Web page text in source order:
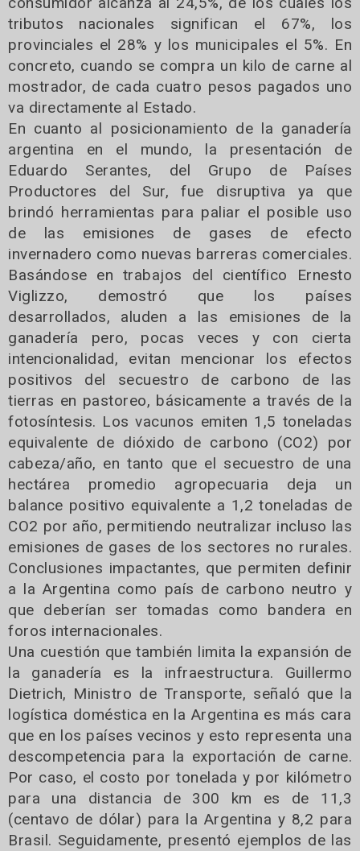
tributos nacionales significan el 67%, los
provinciales el 28% y los municipales el 5%. En
concreto, cuando se compra un kilo de carne al
mostrador, de cada cuatro pesos pagados uno
va directamente al Estado.
En cuanto al posicionamiento de la ganadería
argentina en el mundo, la presentación de
Eduardo Serantes, del Grupo de Países
Productores del Sur, fue disruptiva ya que
brindó herramientas para paliar el posible uso
de las emisiones de gases de efecto
invernadero como nuevas barreras comerciales.
Basándose en trabajos del científico Ernesto
Viglizzo, demostró que los países
desarrollados, aluden a las emisiones de la
ganadería pero, pocas veces y con cierta
intencionalidad, evitan mencionar los efectos
positivos del secuestro de carbono de las
tierras en pastoreo, básicamente a través de la
fotosíntesis. Los vacunos emiten 1,5 toneladas
equivalente de dióxido de carbono (CO2) por
cabeza/año, en tanto que el secuestro de una
hectárea promedio agropecuaria deja un
balance positivo equivalente a 1,2 toneladas de
CO2 por año, permitiendo neutralizar incluso las
emisiones de gases de los sectores no rurales.
Conclusiones impactantes, que permiten definir
a la Argentina como país de carbono neutro y
que deberían ser tomadas como bandera en
foros internacionales.
Una cuestión que también limita la expansión de
la ganadería es la infraestructura. Guillermo
Dietrich, Ministro de Transporte, señaló que la
logística doméstica en la Argentina es más cara
que en los países vecinos y esto representa una
descompetencia para la exportación de carne.
Por caso, el costo por tonelada y por kilómetro
para una distancia de 300 km es de 11,3
(centavo de dólar) para la Argentina y 8,2 para
Brasil. Seguidamente, presentó ejemplos de las